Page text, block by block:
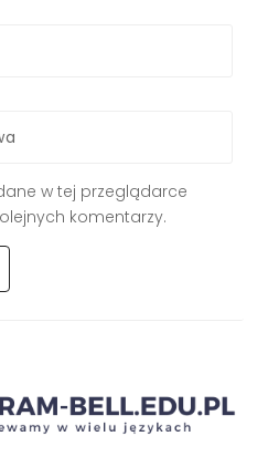
w tej przeglądarce
komentarzy.